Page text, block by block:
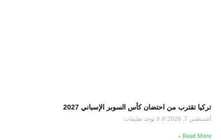
تركيا تقترب من احتضان كأس السوبر الإسباني 2027
أغسطس 7, 2026 لا توجد تعليقات
Read More »